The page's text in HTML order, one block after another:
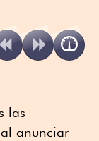
las
al anunciar